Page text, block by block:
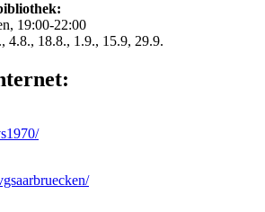
19:00-22:00
4.8., 18.8., 1.9., 15.9, 29.9.